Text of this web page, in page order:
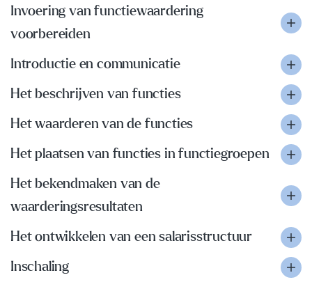
Invoering van functiewaardering
voorbereiden
Introductie en communicatie
Het beschrijven van functies
Het waarderen van de functies
Het plaatsen van functies in functiegroepen
Het bekendmaken van de
waarderingsresultaten
Het ontwikkelen van een salarisstructuur
Inschaling